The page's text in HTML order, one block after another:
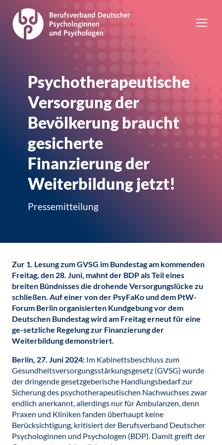
Psychotherapeutische
Versorgung der
Bevölkerung braucht
gesicherte
Finanzierung der
Weiterbildung jetzt!
Pressemitteilung
Zur 1. Lesung zum GVSG im Bundestag am kommenden
Freitag, den 28. Juni, mahnt der BDP als Teil eines
breiten Bündnisses die drohende Versorgungslücke zu
schließen. Auf einer von der PsyFaKo und dem PtW-
Forum Berlin organisierten Kundgebung vor dem
Deutschen Bundestag wird am Freitag erneut für eine
ge-setzliche Regelung zur Finanzierung der
Weiterbildung demonstriert.
Berlin, 27. Juni 2024: Im Kabinettsbeschluss zum
Gesundheitsversorgungsstärkungsgesetz (GVSG) wurde
der dringende gesetzgeberische Handlungsbedarf zur
Sicherung des psychotherapeutischen Nachwuchses zwar
endlich anerkannt, allerdings nur für Ambulanzen, denn
Praxen und Kliniken fanden überhaupt keine
Berücksichtigung, kritisiert der Berufsverband Deutscher
Psychologinnen und Psychologen (BDP). Damit greift der